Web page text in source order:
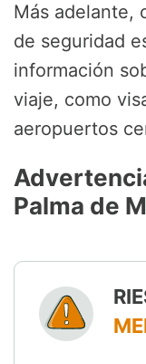
Más adelante,
de seguridad
información
viaje, como
aeropuertos
Palma de